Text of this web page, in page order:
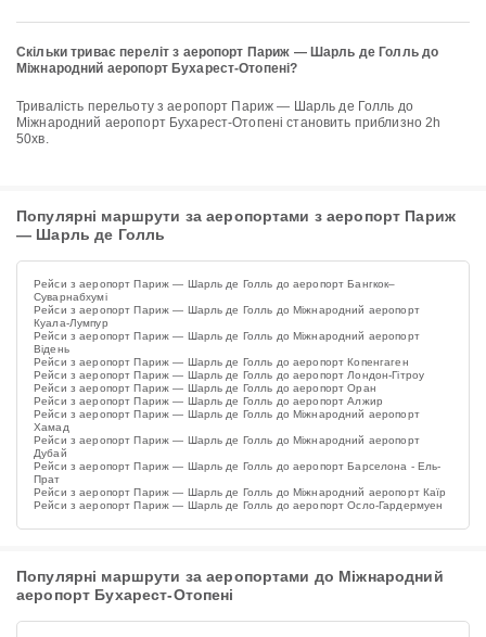
Скільки триває переліт з аеропорт Париж — Шарль де Голль до
Міжнародний аеропорт Бухарест-Отопені?
Тривалість перельоту з аеропорт Париж — Шарль де Голль до
Міжнародний аеропорт Бухарест-Отопені становить приблизно 2h
50хв.
Популярні маршрути за аеропортами з аеропорт Париж
— Шарль де Голль
Рейси з аеропорт Париж — Шарль де Голль до аеропорт Бангкок–
Суварнабхумі
Рейси з аеропорт Париж — Шарль де Голль до Міжнародний аеропорт
Куала-Лумпур
Рейси з аеропорт Париж — Шарль де Голль до Міжнародний аеропорт
Відень
Рейси з аеропорт Париж — Шарль де Голль до аеропорт Копенгаген
Рейси з аеропорт Париж — Шарль де Голль до аеропорт Лондон-Гітроу
Рейси з аеропорт Париж — Шарль де Голль до аеропорт Оран
Рейси з аеропорт Париж — Шарль де Голль до аеропорт Алжир
Рейси з аеропорт Париж — Шарль де Голль до Міжнародний аеропорт
Хамад
Рейси з аеропорт Париж — Шарль де Голль до Міжнародний аеропорт
Дубай
Рейси з аеропорт Париж — Шарль де Голль до аеропорт Барселона - Ель-
Прат
Рейси з аеропорт Париж — Шарль де Голль до Міжнародний аеропорт Каїр
Рейси з аеропорт Париж — Шарль де Голль до аеропорт Осло-Гардермуен
Популярні маршрути за аеропортами до Міжнародний
аеропорт Бухарест-Отопені